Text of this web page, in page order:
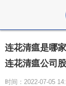
连花清瘟是哪
连花清瘟公司
时间：2022-07-05